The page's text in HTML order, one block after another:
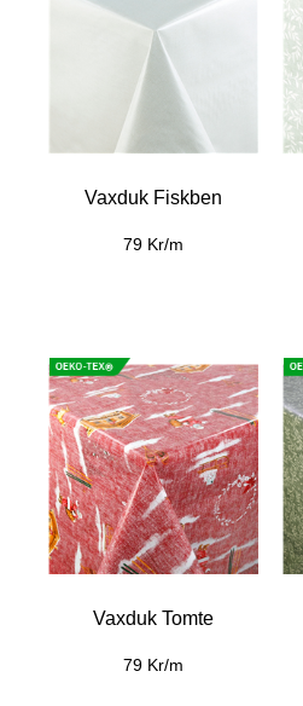
Vaxduk Fiskben
79 Kr/m
Vaxduk Tomte
79 Kr/m